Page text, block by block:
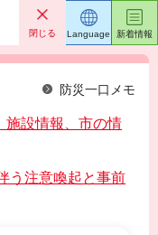
閉じる
防災一口メモ
施設情報、市の情
う注意喚起と事前
Language 新着情報